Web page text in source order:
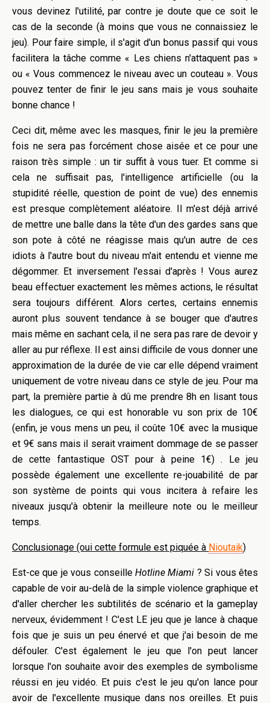
vous devinez l'utilité, par contre je doute que ce soit le
cas de la seconde (à moins que vous ne connaissiez le
jeu). Pour faire simple, il s'agit d'un bonus passif qui vous
facilitera la tâche comme « Les chiens n'attaquent pas »
ou « Vous commencez le niveau avec un couteau ». Vous
pouvez tenter de finir le jeu sans mais je vous souhaite
bonne chance !
Ceci dit, même avec les masques, finir le jeu la première
fois ne sera pas forcément chose aisée et ce pour une
raison très simple : un tir suffit à vous tuer. Et comme si
cela ne suffisait pas, l'intelligence artificielle (ou la
stupidité réelle, question de point de vue) des ennemis
est presque complètement aléatoire. Il m'est déjà arrivé
de mettre une balle dans la tête d'un des gardes sans que
son pote à côté ne réagisse mais qu'un autre de ces
idiots à l'autre bout du niveau m'ait entendu et vienne me
dégommer. Et inversement l'essai d'après ! Vous aurez
beau effectuer exactement les mêmes actions, le résultat
sera toujours différent. Alors certes, certains ennemis
auront plus souvent tendance à se bouger que d'autres
mais même en sachant cela, il ne sera pas rare de devoir y
aller au pur réflexe. Il est ainsi difficile de vous donner une
approximation de la durée de vie car elle dépend vraiment
uniquement de votre niveau dans ce style de jeu. Pour ma
part, la première partie à dû me prendre 8h en lisant tous
les dialogues, ce qui est honorable vu son prix de 10€
(enfin, je vous mens un peu, il coûte 10€ avec la musique
et 9€ sans mais il serait vraiment dommage de se passer
de cette fantastique OST pour à peine 1€) . Le jeu
possède également une excellente re-jouabilité de par
son système de points qui vous incitera à refaire les
niveaux jusqu'à obtenir la meilleure note ou le meilleur
temps.
Conclusionage (oui cette formule est piquée à Nioutaik)
Est-ce que je vous conseille Hotline Miami ? Si vous êtes
capable de voir au-delà de la simple violence graphique et
d'aller chercher les subtilités de scénario et la gameplay
nerveux, évidemment ! C'est LE jeu que je lance à chaque
fois que je suis un peu énervé et que j'ai besoin de me
défouler. C'est également le jeu que l'on peut lancer
lorsque l'on souhaite avoir des exemples de symbolisme
réussi en jeu vidéo. Et puis c'est le jeu qu'on lance pour
avoir de l'excellente musique dans nos oreilles. Et puis